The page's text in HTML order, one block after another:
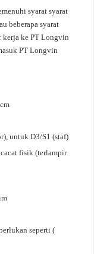
syarat syarat
beberapa syarat
kerja ke PT Longvin
PT Longvin
untuk D3/S1 (staf)
fisik (terlampir
seperti (